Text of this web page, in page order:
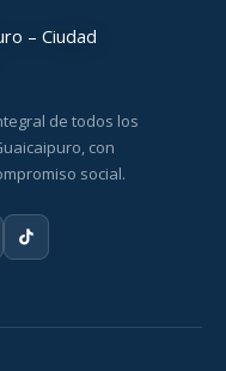
de todos los
con
social.